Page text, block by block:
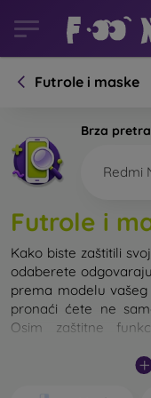
Futrole i maske
Brza
Redmi
Futrole i
Kako biste zaštitili
odaberete
prema modelu
pronaći ćete ne
Osim zaštitne
Maskicu za mobitel